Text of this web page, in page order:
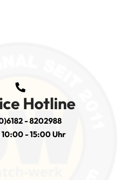
Hotline
- 8202988
- 15:00 Uhr